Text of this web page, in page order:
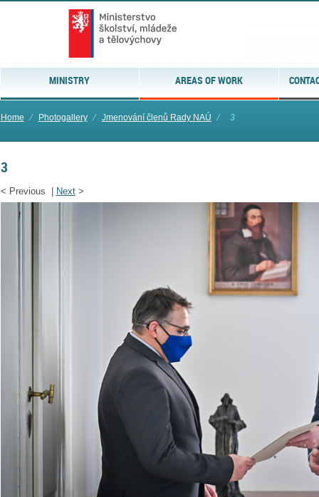
MINISTRY AREAS OF WORK
Home ⁄ Photogallery ⁄ Jmenování členů Rady NAÚ ⁄ 3
3
< Previous | Next>